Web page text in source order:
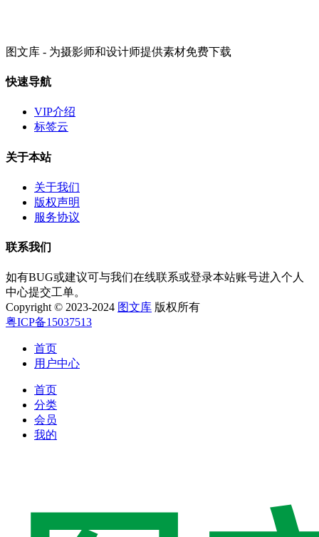
图文库 - 为摄影师和设计师提供素材免费下载
快速导航
VIP介绍
标签云
关于本站
关于我们
版权声明
服务协议
联系我们
如有BUG或建议可与我们在线联系或登录本站账号进入个人
中心提交工单。
Copyright © 2023-2024 图文库 版权所有
粤ICP备15037513
首页
用户中心
首页
分类
会员
我的